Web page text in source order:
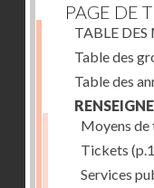
PAGE DE
TABLE DES
Table des
Table des
Moyens
Tickets
Services